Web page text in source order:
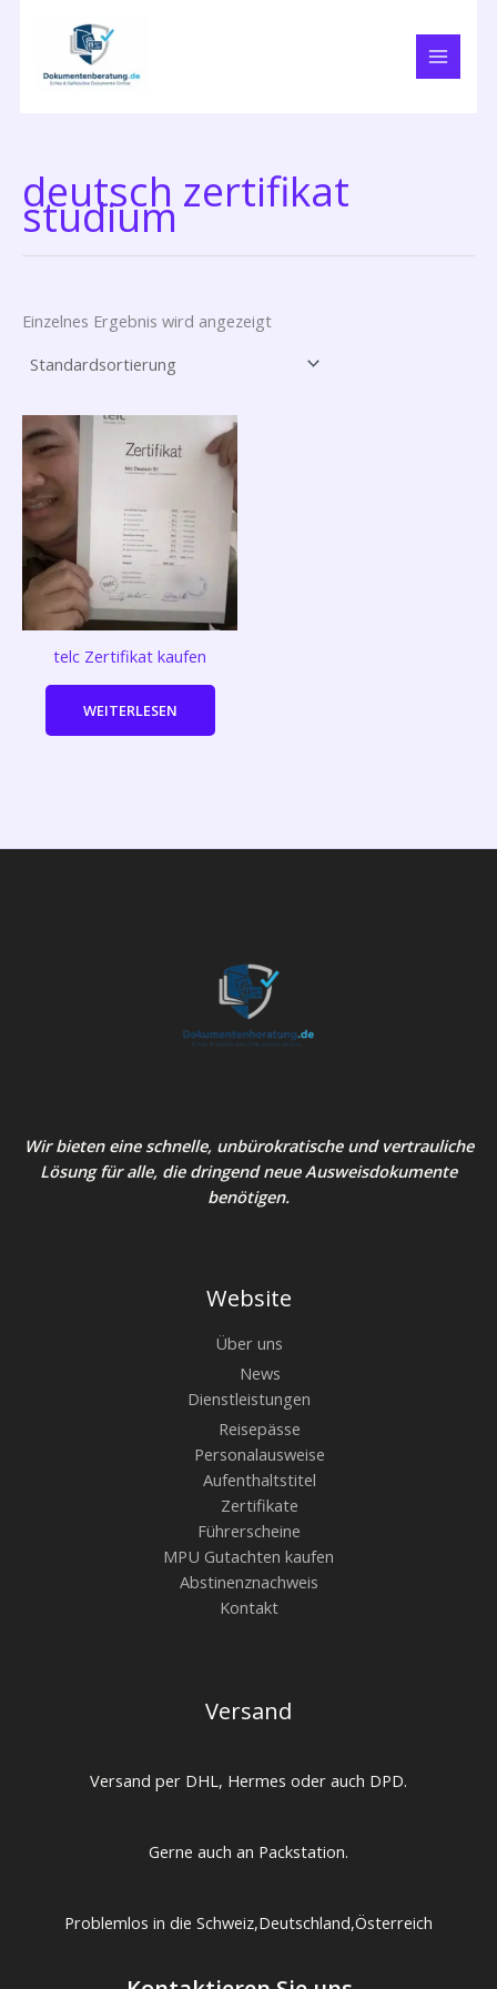
deutsch zertifikat
studium
Einzelnes Ergebnis wird angezeigt
telc Zertifikat kaufen
WEITERLESEN
Wir bieten eine schnelle, unbürokratische und vertrauliche
Lösung für alle, die dringend neue Ausweisdokumente
benötigen.
Website
Über uns
News
Dienstleistungen
Reisepässe
Personalausweise
Aufenthaltstitel
Zertifikate
Führerscheine
MPU Gutachten kaufen
Abstinenznachweis
Kontakt
Versand
Versand per DHL, Hermes oder auch DPD.
Gerne auch an Packstation.
Problemlos in die Schweiz,Deutschland,Österreich